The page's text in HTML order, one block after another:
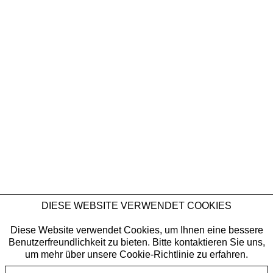
DIESE WEBSITE VERWENDET COOKIES
Diese Website verwendet Cookies, um Ihnen eine bessere
Benutzerfreundlichkeit zu bieten. Bitte kontaktieren Sie uns,
um mehr über unsere Cookie-Richtlinie zu erfahren.